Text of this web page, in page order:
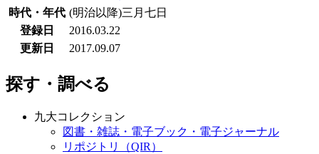
時代・年代 (明治以降)三月七日
登録日
2016.03.22
更新日
2017.09.07
探す・調べる
九大コレクション
図書・雑誌・電子ブック・電子ジャーナル
リポジトリ（QIR）